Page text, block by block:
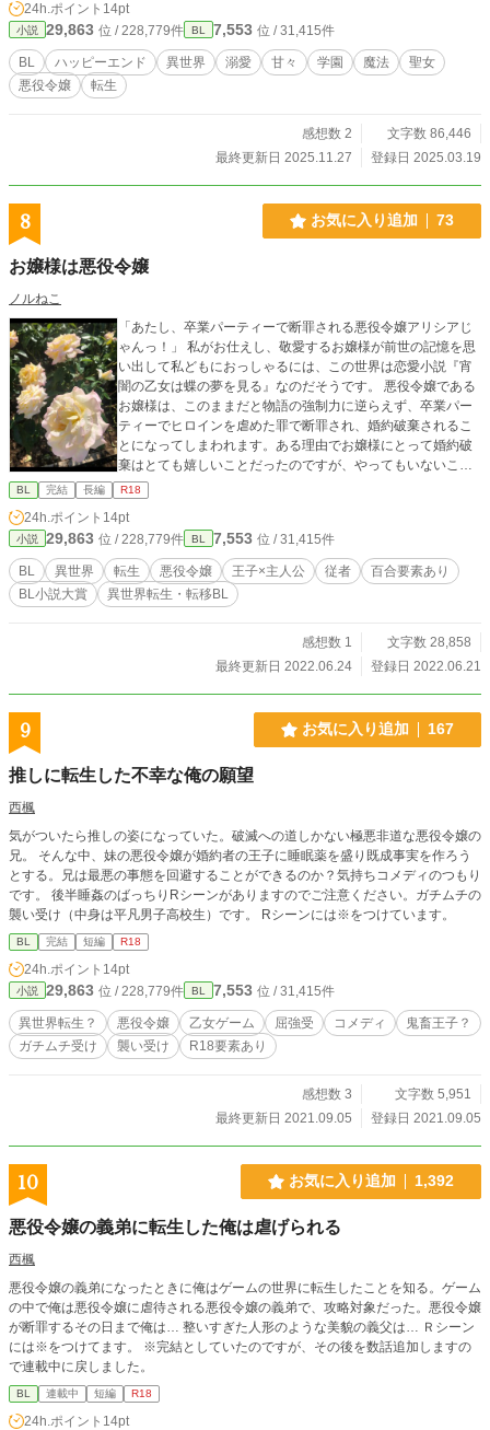
24h.ポイント 14pt
小説 29,863 位 / 228,779件 BL 7,553 位 / 31,415件
BL ハッピーエンド 異世界 溺愛 甘々 学園 魔法
聖女
悪役令嬢
転生
感想数 2
文字数 86,446
最終更新日 2025.11.27
登録日 2025.03.19
8 お気に入り追加 73
お嬢様は悪役令嬢
ノルねこ
「あたし、卒業パーティーで断罪される悪役令嬢アリシアじ
ゃんっ！」 私がお仕えし、敬愛するお嬢様が前世の記憶を思
い出して私どもにおっしゃるには、この世界は恋愛小説『宵
闇の乙女は蝶の夢を見る』なのだそうです。 悪役令嬢である
お嬢様は、このままだと物語の強制力に逆らえず、卒業パー
ティーでヒロインを虐めた罪で断罪され、婚約破棄されるこ
とになってしまわれます。ある理由でお嬢様にとって婚約破
棄はとても嬉しいことだったのですが、やってもいないこと
で断罪されるのは到底許せるものではありません。そこでお
嬢様は表向きは物語通りにストーリーを進める一方、裏で動
き出されました。断罪されたあと、自分を貶めた婚約者とヒ
ロインに『ざまあ』をするために。 全４話。エリク→カイル
→エリク→カイルと視点が変わります。最後R１８になりま
す。 ご都合展開でお送りします。 ※作中に平民を貶める差別
表現が多々出てきますが、物語の都合上、貴族社会の常識を
BL 完結 長編 R18
24h.ポイント 14pt
小説 29,863 位 / 228,779件 BL 7,553 位 / 31,415件
BL 異世界 転生 悪役令嬢 王子×主人公 従者
百合要素あり
BL小説大賞
異世界転生・転移BL
感想数 1
文字数 28,858
最終更新日 2022.06.24
登録日 2022.06.21
9 お気に入り追加 167
推しに転生した不幸な俺の願望
西楓
気がついたら推しの姿になっていた。破滅への道しかない極悪非道な悪役令嬢の
兄。 そんな中、妹の悪役令嬢が婚約者の王子に睡眠薬を盛り既成事実を作ろう
とする。兄は最悪の事態を回避することができるのか？気持ちコメディのつもり
です。 後半睡姦のばっちりRシーンがありますのでご注意ください。ガチムチの
襲い受け（中身は平凡男子高校生）です。 Rシーンには※をつけています。
BL 完結 短編 R18
24h.ポイント 14pt
小説 29,863 位 / 228,779件 BL 7,553 位 / 31,415件
異世界転生？ 悪役令嬢 乙女ゲーム 屈強受 コメディ
鬼畜王子？
ガチムチ受け
襲い受け R18要素あり
感想数 3
文字数 5,951
最終更新日 2021.09.05
登録日 2021.09.05
10 お気に入り追加 1,392
悪役令嬢の義弟に転生した俺は虐げられる
西楓
悪役令嬢の義弟になったときに俺はゲームの世界に転生したことを知る。ゲーム
の中で俺は悪役令嬢に虐待される悪役令嬢の義弟で、攻略対象だった。悪役令嬢
が断罪するその日まで俺は… 整いすぎた人形のような美貌の義父は… Ｒシーン
には※をつけてます。 ※完結としていたのですが、その後を数話追加しますの
で連載中に戻しました。
BL 連載中 短編 R18
24h.ポイント 14pt